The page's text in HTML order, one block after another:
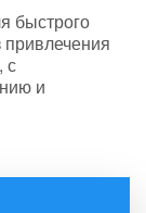
быстрого
с
и